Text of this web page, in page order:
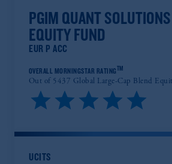
PGIM QUANT
EQUITY FUND
EUR P ACC
OVERALL MORNINGSTAR RATINGTM
Out of 5437 Global Large-Cap Blend
UCITS